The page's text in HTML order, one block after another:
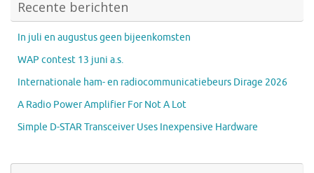
Recente berichten
In juli en augustus geen bijeenkomsten
WAP contest 13 juni a.s.
Internationale ham- en radiocommunicatiebeurs Dirage 2026
A Radio Power Amplifier For Not A Lot
Simple D-STAR Transceiver Uses Inexpensive Hardware